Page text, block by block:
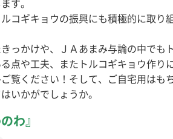
す。
コギキョウの振興にも積極的に取り
っかけや、ＪＡあまみ与論の中でも
点や工夫、またトルコギキョウ作り
覧ください！そして、ご自宅用はも
いかがでしょうか。
わ』